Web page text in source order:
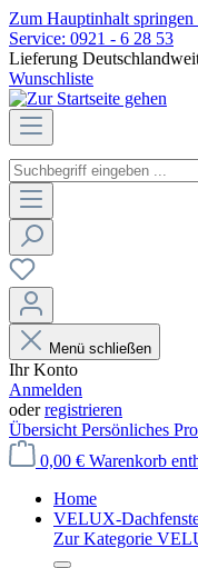
Zum Hauptinhalt springen
Service: 0921 - 6 28 53
Lieferung
Wunschliste
Menü schließen
Ihr Konto
Anmelden
oderregistrieren
Übersicht Persönliches
0,00 € Warenkorb
Home
VELUX-
Zur Kategorie